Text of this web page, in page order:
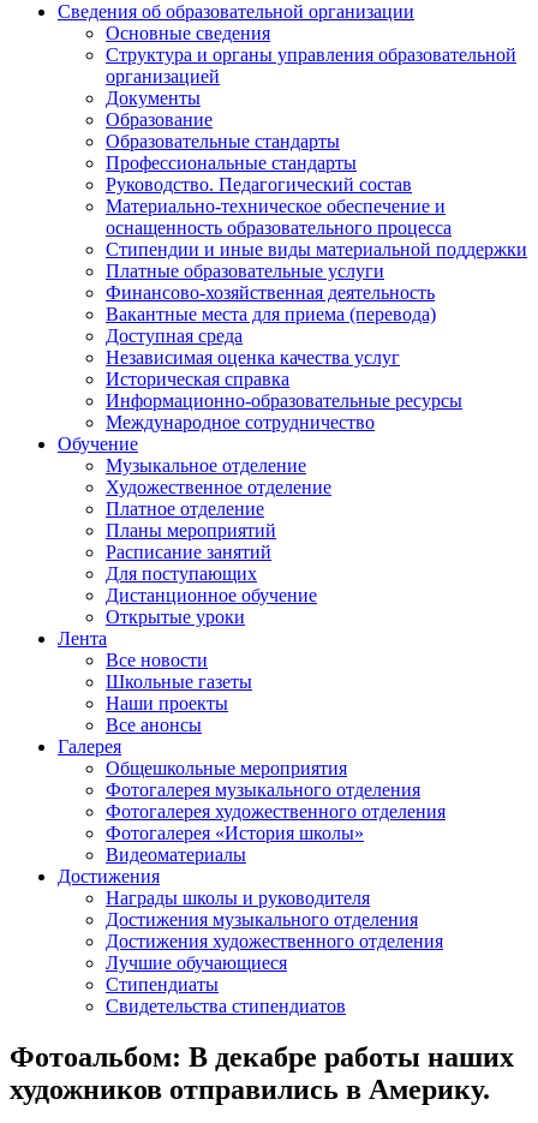
Сведения об образовательной организации
Основные сведения
Структура и органы управления образовательной
организацией
Документы
Образование
Образовательные стандарты
Профессиональные стандарты
Руководство. Педагогический состав
Материально-техническое обеспечение и
оснащенность образовательного процесса
Стипендии и иные виды материальной поддержки
Платные образовательные услуги
Финансово-хозяйственная деятельность
Вакантные места для приема (перевода)
Доступная среда
Независимая оценка качества услуг
Историческая справка
Информационно-образовательные ресурсы
Международное сотрудничество
Обучение
Музыкальное отделение
Художественное отделение
Платное отделение
Планы мероприятий
Расписание занятий
Для поступающих
Дистанционное обучение
Открытые уроки
Лента
Все новости
Школьные газеты
Наши проекты
Все анонсы
Галерея
Общешкольные мероприятия
Фотогалерея музыкального отделения
Фотогалерея художественного отделения
Фотогалерея «История школы»
Видеоматериалы
Достижения
Награды школы и руководителя
Достижения музыкального отделения
Достижения художественного отделения
Лучшие обучающиеся
Стипендиаты
Свидетельства стипендиатов
Фотоальбом: В декабре работы наших
художников отправились в Америку.